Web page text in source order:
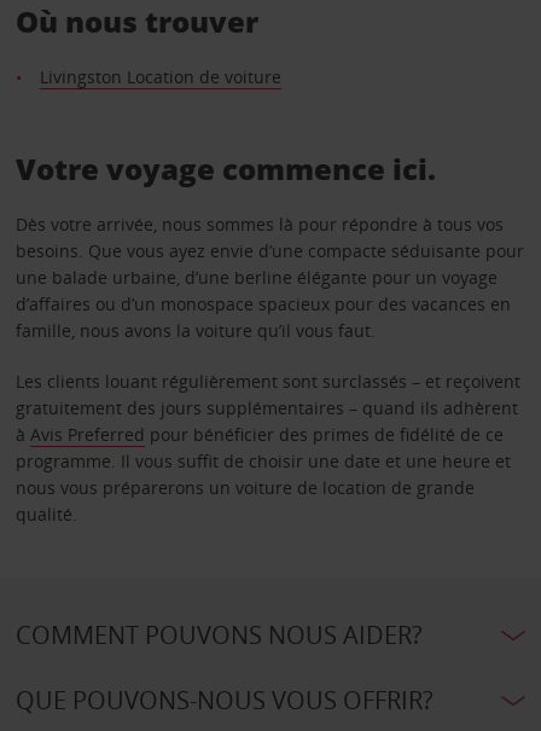
Où nous trouver
Livingston Location de voiture
Votre voyage commence ici.
Dès votre arrivée, nous sommes là pour répondre à tous vos
besoins. Que vous ayez envie d’une compacte séduisante pour
une balade urbaine, d’une berline élégante pour un voyage
d’affaires ou d’un monospace spacieux pour des vacances en
famille, nous avons la voiture qu’il vous faut.
Les clients louant régulièrement sont surclassés – et reçoivent
gratuitement des jours supplémentaires – quand ils adhèrent
à Avis Preferred pour bénéficier des primes de fidélité de ce
programme. Il vous suffit de choisir une date et une heure et
nous vous préparerons un voiture de location de grande
qualité.
COMMENT POUVONS NOUS AIDER?
QUE POUVONS-NOUS VOUS OFFRIR?